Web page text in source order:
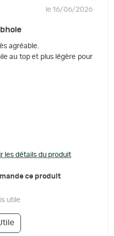
le 16/06/2026
agréable.
au top et plus légère pour
les détails du produit
ce produit
utile